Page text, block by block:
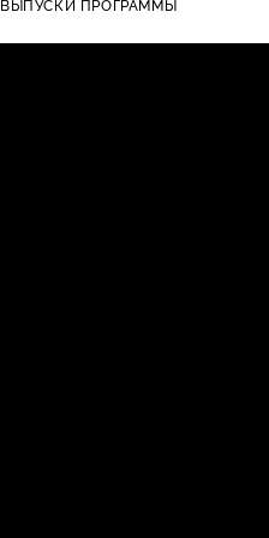
ВЫПУСКИ ПРОГРАММЫ